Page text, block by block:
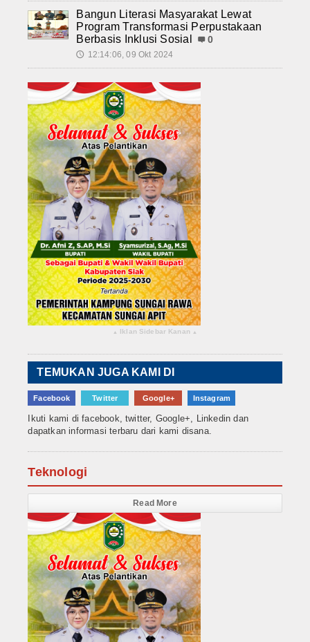
Bangun Literasi Masyarakat Lewat
Program Transformasi Perpustakaan
Berbasis Inklusi Sosial
0
🕔 12:14:06, 09 Okt 2024
▴ Iklan Sidebar Kanan ▴
TEMUKAN JUGA KAMI DI
Facebook Twitter Google+ Instagram
Ikuti kami di facebook, twitter, Google+, Linkedin dan
dapatkan informasi terbaru dari kami disana.
Teknologi
Read More